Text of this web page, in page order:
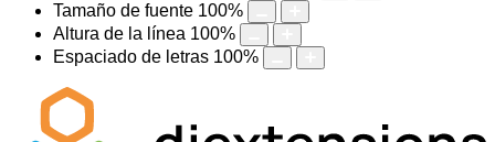
Tamaño de fuente 100%
Altura de la línea 100%
Espaciado de letras 100%